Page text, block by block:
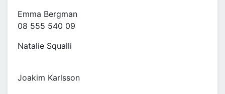
Emma Bergman
08 555 540 09
Natalie Squalli
Joakim Karlsson